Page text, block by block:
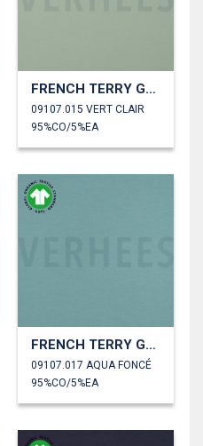
FRENCH TERRY GOTS
09107.015 VERT CLAIR
95%CO/5%EA
FRENCH TERRY GOTS
09107.017 AQUA FONCÉ
95%CO/5%EA